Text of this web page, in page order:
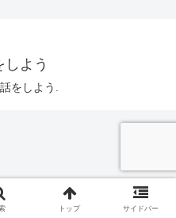
しよう
をしよう.
トップ サイドバー